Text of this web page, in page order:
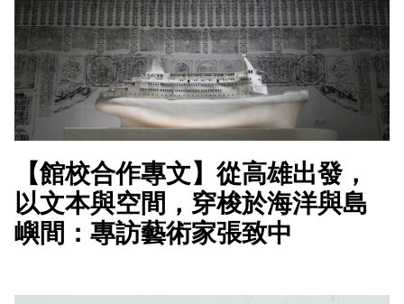
【館校合作專文】從高雄出發，
以文本與空間，穿梭於海洋與島
嶼間：專訪藝術家張致中